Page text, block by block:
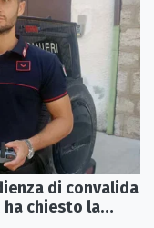
di convalida
ha chiesto la